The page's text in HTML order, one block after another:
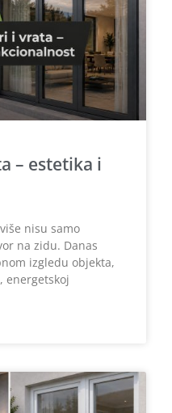
– estetika i
nisu samo
na zidu. Danas
izgledu objekta,
energetskoj